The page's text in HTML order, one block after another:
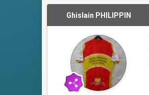
Ghislain PHILIPPIN